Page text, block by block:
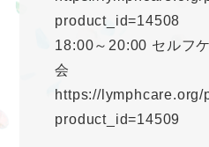
product_id=14508
18:00～20:00 セルフ
会
https://
product_id=14509